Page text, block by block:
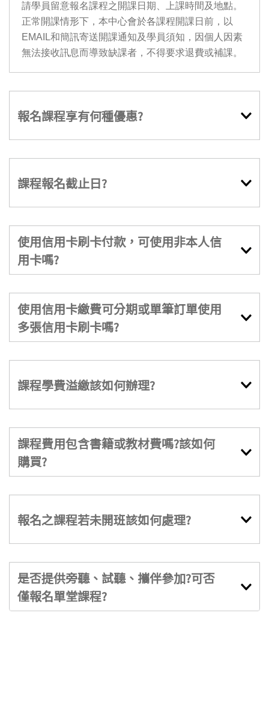
請學員留意報名課程之開課日期、上課時間及地點。
正常開課情形下，本中心會於各課程開課日前，以
EMAIL和簡訊寄送開課通知及學員須知，因個人因素
無法接收訊息而導致缺課者，不得要求退費或補課。
報名課程享有何種優惠?
課程報名截止日?
使用信用卡刷卡付款，可使用非本人信
用卡嗎?
使用信用卡繳費可分期或單筆訂單使用
多張信用卡刷卡嗎?
課程學費溢繳該如何辦理?
課程費用包含書籍或教材費嗎?該如何
購買?
報名之課程若未開班該如何處理?
是否提供旁聽、試聽、攜伴參加?可否
僅報名單堂課程?